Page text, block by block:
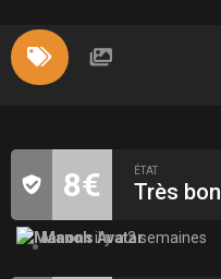
8€ ÉTAT
Très bon
Manonil y a 2 semaines